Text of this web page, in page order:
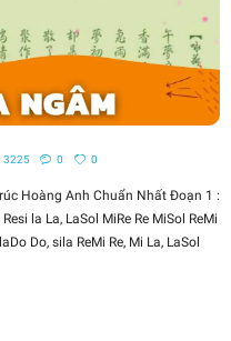
3225 0 0
Hoàng Anh Chuẩn Nhất Đoạn 1 :
la La, LaSol MiRe Re MiSol ReMi
Do, sila ReMi Re, Mi La, LaSol